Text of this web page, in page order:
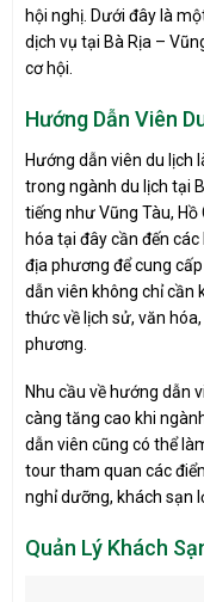
hội nghị. Dưới đây là
dịch vụ tại Bà Rịa –
cơ hội.
Hướng Dẫn Viên
Hướng dẫn viên du lịch
trong ngành du lịch tại
tiếng như Vũng Tàu, Hồ
hóa tại đây cần đến
địa phương để cung
dẫn viên không chỉ cần
thức về lịch sử, văn
phương.
Nhu cầu về hướng dẫn
càng tăng cao khi
dẫn viên cũng có thể
tour tham quan các
nghỉ dưỡng, khách sạn
Quản Lý Khách